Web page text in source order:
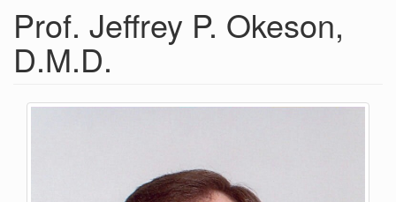
Prof. Jeffrey P. Okeson,
D.M.D.